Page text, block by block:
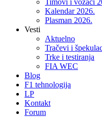
Timovi i vozači
Kalendar 2026.
Plasman 2026.
Vesti
Aktuelno
Tračevi i
Trke i testiranja
FIA WEC
Blog
F1 tehnologija
LP
Kontakt
Forum